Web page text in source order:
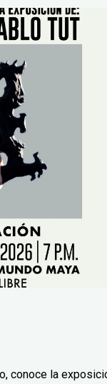
conoce la